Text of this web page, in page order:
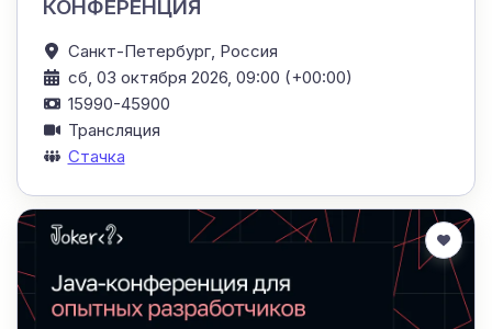
КОНФЕРЕНЦИЯ
Санкт-Петербург, Россия
сб, 03 октября 2026, 09:00 (+00:00)
15990-45900
Трансляция
Стачка